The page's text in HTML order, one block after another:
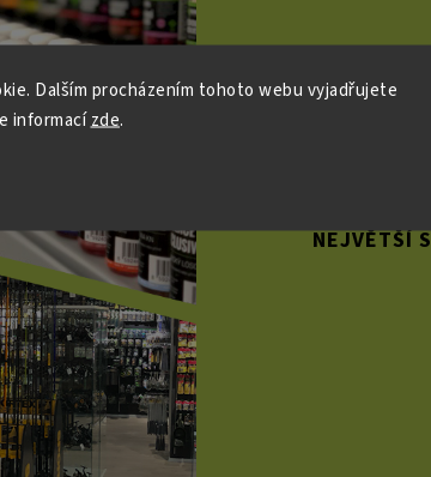
Dalším procházením tohoto webu vyjadřujete
informacízde.
PŘES 800
NEJVĚTŠÍ